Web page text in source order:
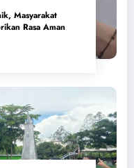
Masyarakat
Rasa Aman